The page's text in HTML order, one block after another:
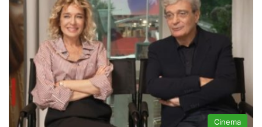
Cinema